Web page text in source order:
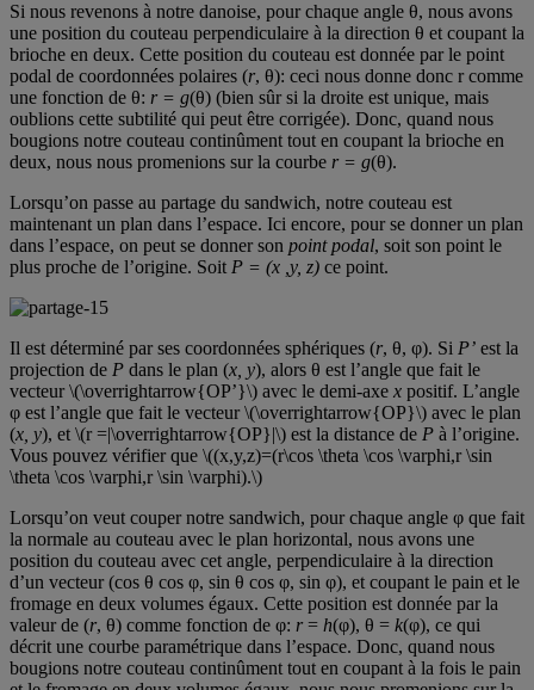
Si nous revenons à notre danoise, pour chaque angle θ, nous avons
une position du couteau perpendiculaire à la direction θ et coupant la
brioche en deux. Cette position du couteau est donnée par le point
podal de coordonnées polaires (r, θ): ceci nous donne donc r comme
une fonction de θ: r = g(θ) (bien sûr si la droite est unique, mais
oublions cette subtilité qui peut être corrigée). Donc, quand nous
bougions notre couteau continûment tout en coupant la brioche en
deux, nous nous promenions sur la courbe r = g(θ).
Lorsqu’on passe au partage du sandwich, notre couteau est
maintenant un plan dans l’espace. Ici encore, pour se donner un plan
dans l’espace, on peut se donner son point podal, soit son point le
plus proche de l’origine. Soit P = (x ,y, z) ce point.
Il est déterminé par ses coordonnées sphériques (r, θ, φ). Si P’ est la
projection de P dans le plan (x, y), alors θ est l’angle que fait le
vecteur \(\overrightarrow{OP’}\) avec le demi-axe x positif. L’angle
φ est l’angle que fait le vecteur \(\overrightarrow{OP}\) avec le plan
(x, y), et \(r =|\overrightarrow{OP}|\) est la distance de P à l’origine.
Vous pouvez vérifier que \((x,y,z)=(r\cos \theta \cos \varphi,r \sin
\theta \cos \varphi,r \sin \varphi).\)
Lorsqu’on veut couper notre sandwich, pour chaque angle φ que fait
la normale au couteau avec le plan horizontal, nous avons une
position du couteau avec cet angle, perpendiculaire à la direction
d’un vecteur (cos θ cos φ, sin θ cos φ, sin φ), et coupant le pain et le
fromage en deux volumes égaux. Cette position est donnée par la
valeur de (r, θ) comme fonction de φ: r= h(φ), θ = k(φ), ce qui
décrit une courbe paramétrique dans l’espace. Donc, quand nous
bougions notre couteau continûment tout en coupant à la fois le pain